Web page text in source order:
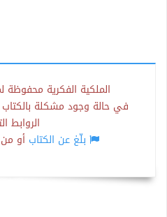
الملكية الفكرية محفوظة
في حالة وجود مشكلة بالكتاب
الروابط
بلّغ عن الكتاب أو